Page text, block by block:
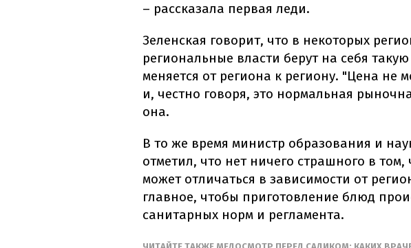
– рассказала первая леди.
Зеленская говорит, что в некоторых
региональные власти берут на себя
меняется от региона к региону. "Цена не
и, честно говоря, это нормальная
она.
В то же время министр образования и
отметил, что нет ничего страшного в
может отличаться в зависимости от
главное, чтобы приготовление блюд
санитарных норм и регламента.